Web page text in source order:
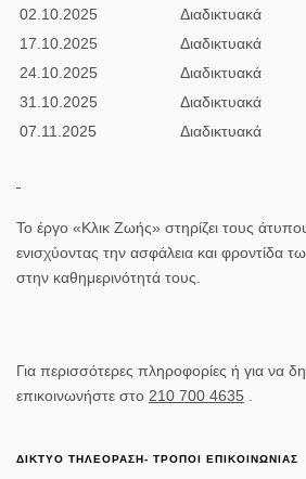
02.10.2025
Διαδικτυακά
17.10.2025
Διαδικτυακά
24.10.2025
Διαδικτυακά
31.10.2025
Διαδικτυακά
07.11.2025
Διαδικτυακά
Το έργο «Κλικ Ζωής» στηρίζει τους
ενισχύοντας την ασφάλεια και φροντίδα
στην καθημερινότητά τους.
Για περισσότερες πληροφορίες ή για να
επικοινωνήστε στο 210 700 4635
ΔΙΚΤΥΟ ΤΗΛΕΟΡΑΣΗ- ΤΡΟΠΟΙ ΕΠΙΚΟΙΝΩΝΙΑΣ